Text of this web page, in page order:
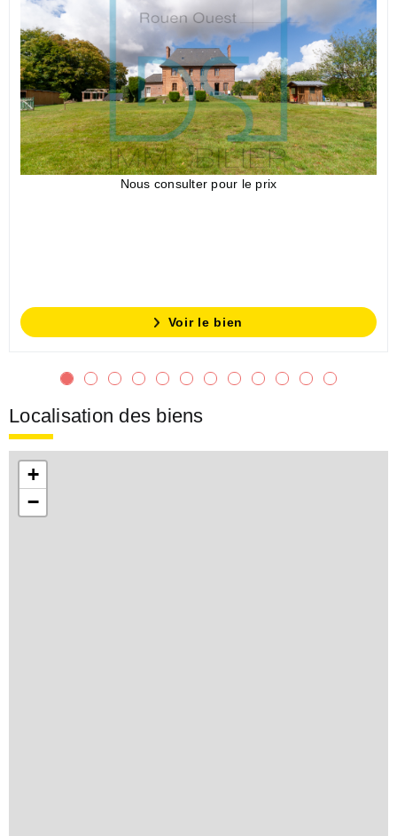
Nous consulter pour le prix
Voir le bien
Localisation des biens
+
−